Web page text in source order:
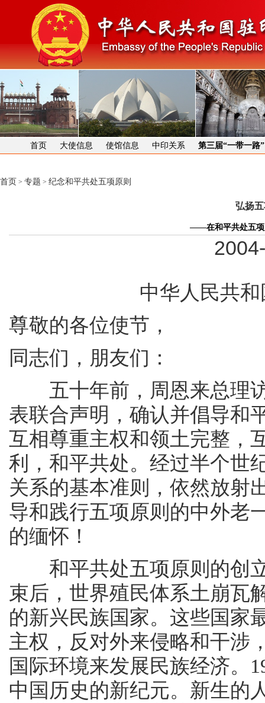
首页 大使信息 使馆信息 中印关系 第三届“一带一路
首页 > 专题 > 纪念和平共处五项原则
弘扬
——在和平共处五项
中华人民共
尊敬的各位使节，
同志们，朋友们：
五十年前，周恩来总理访
表联合声明，确认并倡导和
互相尊重主权和领土完整，
利，和平共处。经过半个世
关系的基本准则，依然放射
导和践行五项原则的中外老
的缅怀！
和平共处五项原则的创立
束后，世界殖民体系土崩瓦
的新兴民族国家。这些国家
主权，反对外来侵略和干涉
国际环境来发展民族经济。
中国历史的新纪元。新生的